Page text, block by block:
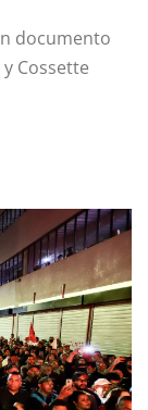
documento
Cossette